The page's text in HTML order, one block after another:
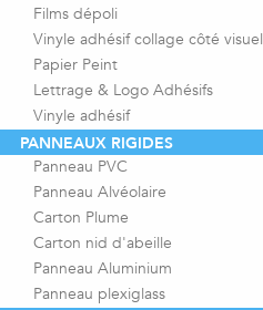
Films dépoli
Vinyle adhésif collage côté visuel
Papier Peint
Lettrage & Logo Adhésifs
Vinyle adhésif
PANNEAUX RIGIDES
Panneau PVC
Panneau Alvéolaire
Carton Plume
Carton nid d'abeille
Panneau Aluminium
Panneau plexiglass